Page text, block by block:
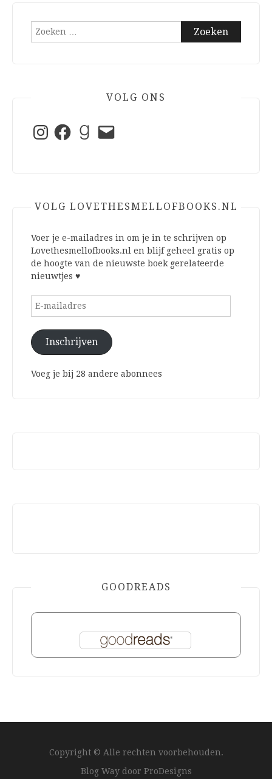
Zoeken
VOLG ONS
InstagramFacebookGoodreads
E-
mail
VOLG LOVETHESMELLOFBOOKS.NL
Voer je e-mailadres in om je in te schrijven op
Lovethesmellofbooks.nl en blijf geheel gratis op
de hoogte van de nieuwste boek gerelateerde
nieuwtjes ♥
E-
Inschrijven
Voeg je bij 28 andere abonnees
GOODREADS
Copyright © Alle rechten voorbehouden.
Blog Way door ProDesigns